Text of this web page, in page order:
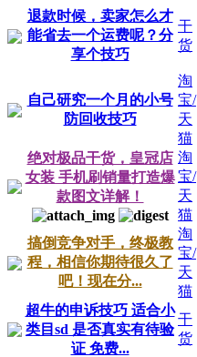
退款时候，卖家怎么才
能省去一个运费呢？分
享个技巧
干
货
自己研究一个月的小号
防回收技巧
淘
宝/
天
猫
绝对极品干货，皇冠店
女装 手机刷销量打造爆
款图文详解！
淘
宝/
天
猫
搞倒竞争对手，终极教
程，相信你期待很久了
吧！现在分...
淘
宝/
天
猫
超牛的申诉技巧 适合小
类目sd 是否真实有待验
证 免费...
干
货